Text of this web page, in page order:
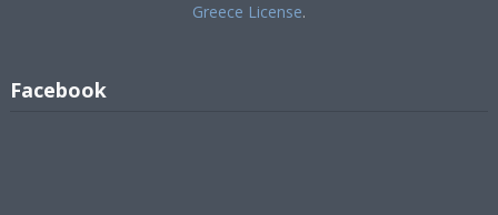
Greece License.
Facebook